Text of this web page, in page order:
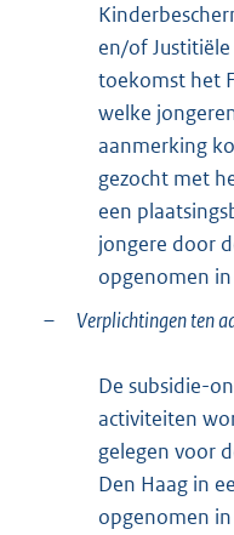
en/of
toekomst het
welke
aanmerking
gezocht met
een
jongere door
opgenomen in
–
Verplichtingen ten
De subsidie-
activiteiten
gelegen voor
Den Haag in
opgenomen